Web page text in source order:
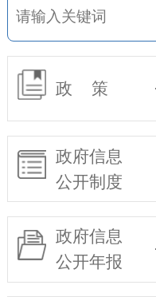
政 策
政府信息
公开制度
政府信息
公开年报